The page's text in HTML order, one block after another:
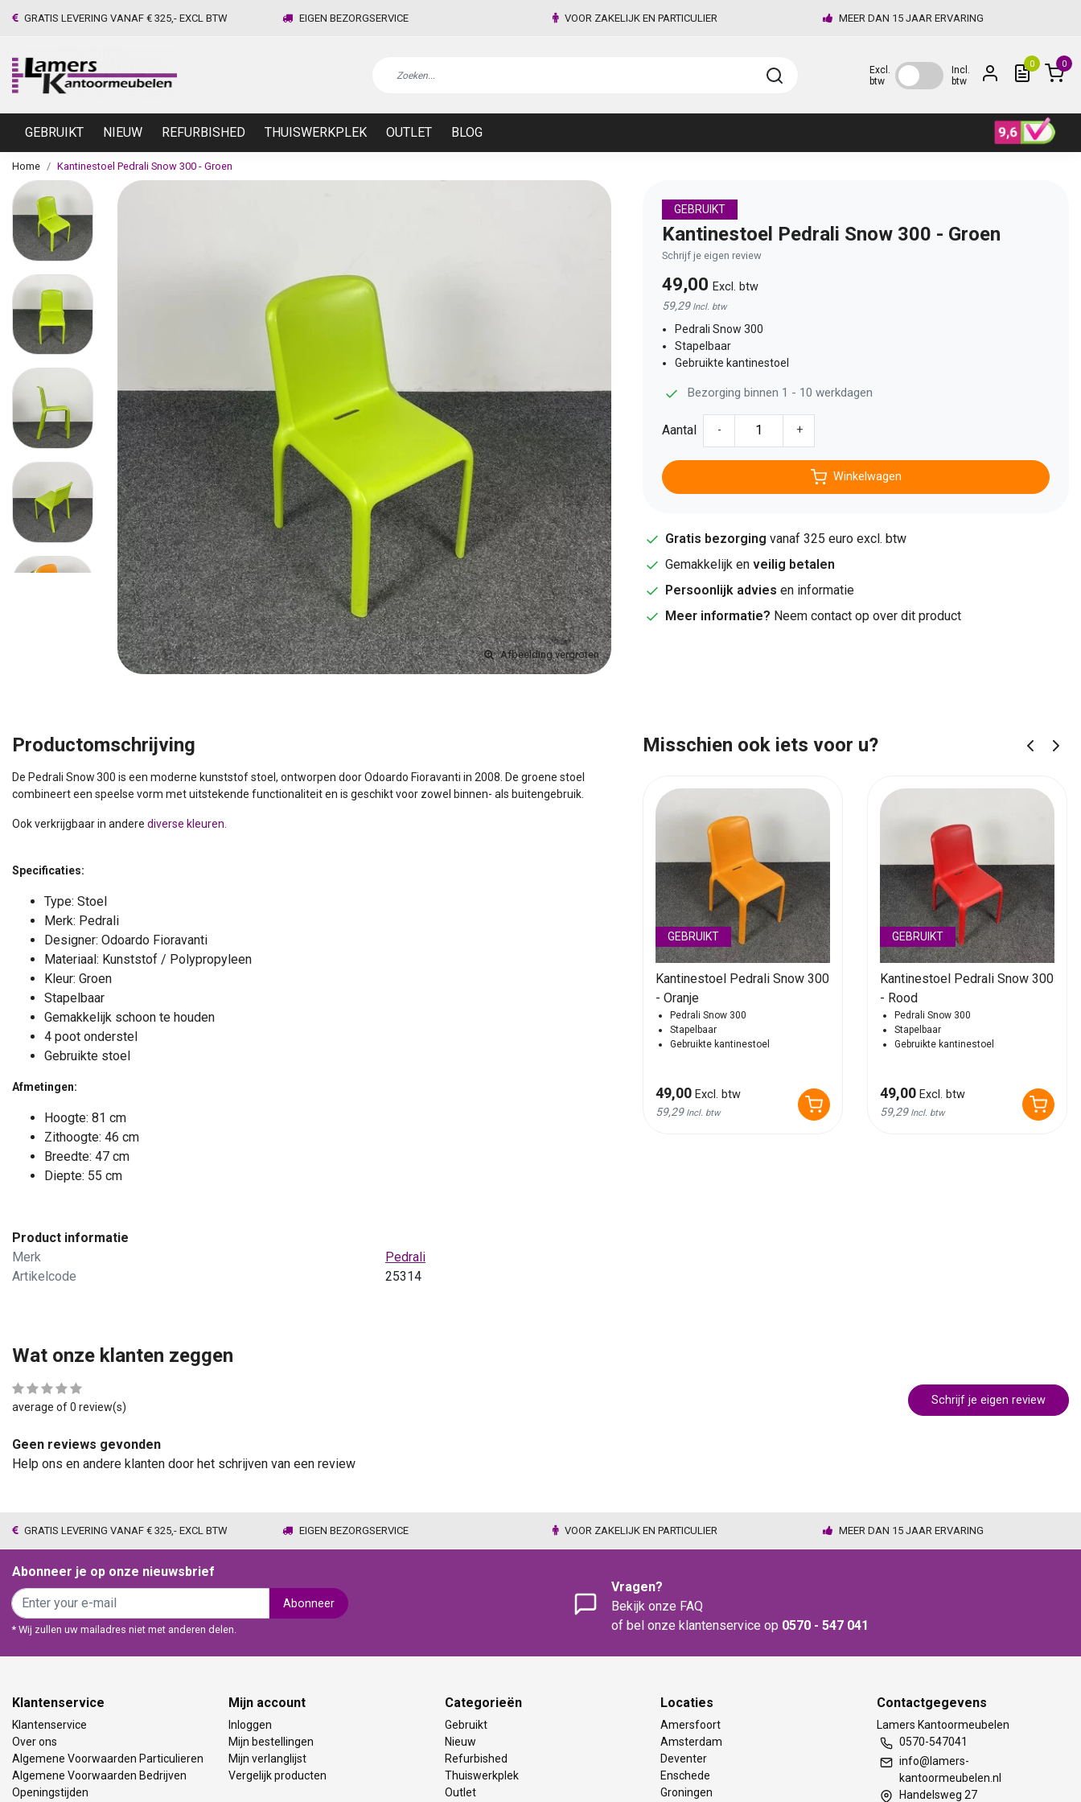
GRATIS LEVERING VANAF € 325,- EXCL BTW EIGEN BEZORGSERVICE VOOR ZAKELIJK EN PARTICULIER MEER DAN 15 JAAR ERVARING
Excl.
btw
Incl.
btw
0 0
GEBRUIKT NIEUW REFURBISHED THUISWERKPLEK OUTLET BLOG
Home Kantinestoel Pedrali Snow 300 - Groen
Afbeelding vergroten
GEBRUIKT
Kantinestoel Pedrali Snow 300 - Groen
Schrijf je eigen review
49,00 Excl. btw
59,29 Incl. btw
Pedrali Snow 300
Stapelbaar
Gebruikte kantinestoel
Bezorging binnen 1 - 10 werkdagen
Aantal - +
Winkelwagen
Gratis bezorging vanaf 325 euro excl. btw
Gemakkelijk en veilig betalen
Persoonlijk advies en informatie
Meer informatie? Neem contact op over dit product
Productomschrijving
De Pedrali Snow 300 is een moderne kunststof stoel, ontworpen door Odoardo Fioravanti in 2008. De groene stoel
combineert een speelse vorm met uitstekende functionaliteit en is geschikt voor zowel binnen- als buitengebruik.
Ook verkrijgbaar in andere diverse kleuren.
Specificaties:
Type: Stoel
Merk: Pedrali
Designer: Odoardo Fioravanti
Materiaal: Kunststof / Polypropyleen
Kleur: Groen
Stapelbaar
Gemakkelijk schoon te houden
4 poot onderstel
Gebruikte stoel
Afmetingen:
Hoogte: 81 cm
Zithoogte: 46 cm
Breedte: 47 cm
Diepte: 55 cm
Product informatie
Merk
Pedrali
Artikelcode
25314
Misschien ook iets voor u?
GEBRUIKT
Kantinestoel Pedrali Snow 300
- Oranje
Pedrali Snow 300
Stapelbaar
Gebruikte kantinestoel
49,00 Excl. btw
59,29 Incl. btw
GEBRUIKT
Kantinestoel Pedrali Snow 300
- Rood
Pedrali Snow 300
Stapelbaar
Gebruikte kantinestoel
49,00 Excl. btw
59,29 Incl. btw
Wat onze klanten zeggen
average of 0 review(s) Schrijf je eigen review
Geen reviews gevonden
Help ons en andere klanten door het schrijven van een review
GRATIS LEVERING VANAF € 325,- EXCL BTW EIGEN BEZORGSERVICE VOOR ZAKELIJK EN PARTICULIER MEER DAN 15 JAAR ERVARING
Abonneer je op onze nieuwsbrief
Abonneer
* Wij zullen uw mailadres niet met anderen delen.
Vragen?
Bekijk onze FAQ
of bel onze klantenservice op 0570 - 547 041
Klantenservice
Klantenservice
Over ons
Algemene Voorwaarden Particulieren
Algemene Voorwaarden Bedrijven
Openingstijden
Mijn account
Inloggen
Mijn bestellingen
Mijn verlanglijst
Vergelijk producten
Categorieën
Gebruikt
Nieuw
Refurbished
Thuiswerkplek
Outlet
Locaties
Amersfoort
Amsterdam
Deventer
Enschede
Groningen
Contactgegevens
Lamers Kantoormeubelen
0570-547041
info@lamers-
kantoormeubelen.nl
Handelsweg 27